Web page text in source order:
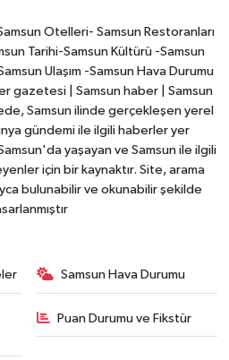
Otelleri- Samsun Restoranları
Tarihi-Samsun Kültürü -Samsun
Ulaşım -Samsun Hava Durumu
gazetesi | Samsun haber | Samsun
Samsun ilinde gerçekleşen yerel
gündemi ile ilgili haberler yer
yaşayan ve Samsun ile ilgili
için bir kaynaktır. Site, arama
bulunabilir ve okunabilir şekilde
Samsun Hava Durumu
Puan Durumu ve Fikstür